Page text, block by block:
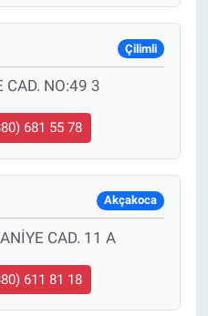
Çilimli
CAD. NO:49 3
681 55 78
Akçakoca
CAD. 11 A
611 81 18